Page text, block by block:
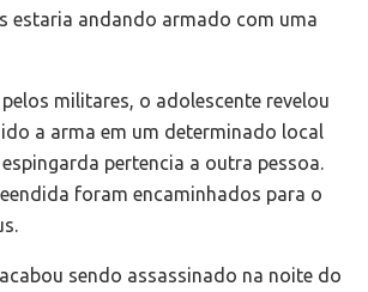
estaria andando armado com uma
militares, o adolescente revelou
a arma em um determinado local
pertencia a outra pessoa.
foram encaminhados para o
sendo assassinado na noite do